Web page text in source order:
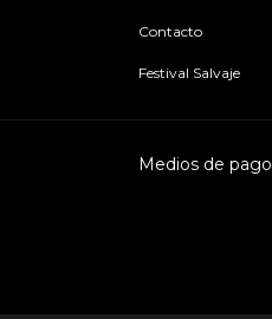
Contacto
Festival Salvaje
Medios de pago